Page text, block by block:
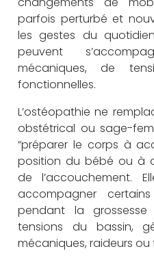
parfois perturbé et
les gestes du
peuvent
mécaniques, de
fonctionnelles.
L’ostéopathie ne
obstétrical ou sage-
“préparer le corps à
position du bébé ou à
de l’accouchement.
accompagner
pendant la grossesse
tensions du bassin,
mécaniques, raideurs